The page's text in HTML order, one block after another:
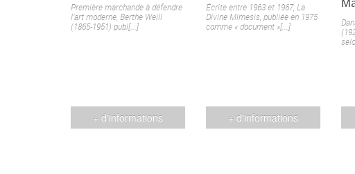
Première marchande à défendre
l’art moderne, Berthe Weill
(1865-1951) publ[...]
+ d'informations
Écrite entre 1963 et 1967, La
Divine Mimesis, publiée en 1975
comme « document »[...]
+ d'informations